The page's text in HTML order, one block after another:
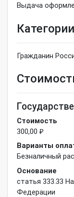
Выдача
Гражданин
Стоимость
300,00 ₽
Варианты
Безналичный
Основание
статья 333.33
Федерации